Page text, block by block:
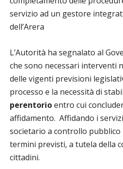
servizio ad un gestore
dell’Arera
L’Autorità ha segnalato al
che sono necessari interventi
delle vigenti previsioni
processo e la necessità di
perentorioentro cui
affidamento. Affidando i
societario a controllo pubblico
termini previsti, a tutela della
cittadini.